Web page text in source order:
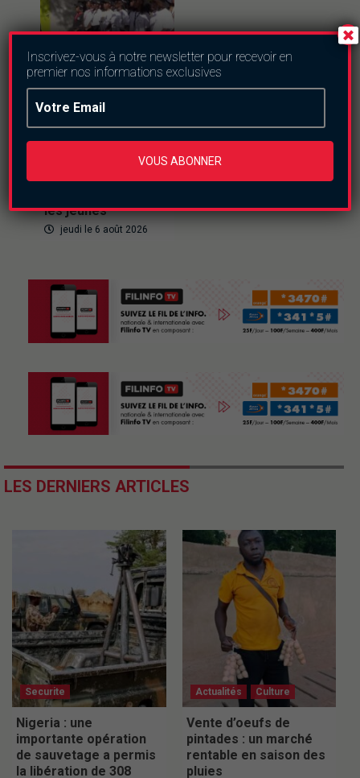
Ferien Akademie
semer l’esprit
les jeunes
jeudi le 6 août 2026
LES DERNIERS ARTICLES
Securite
Nigeria : une
importante opération
de sauvetage a permis
la libération de 308
Actualités Culture
Vente d’oeufs de
pintades : un marché
rentable en saison des
pluies
Inscrivez-vous à notre newsletter pour recevoir en
premier nos informations exclusives
VOUS ABONNER